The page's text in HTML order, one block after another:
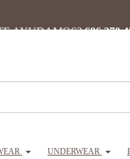
AYUDAMOS?686 270
UNDERWEAR